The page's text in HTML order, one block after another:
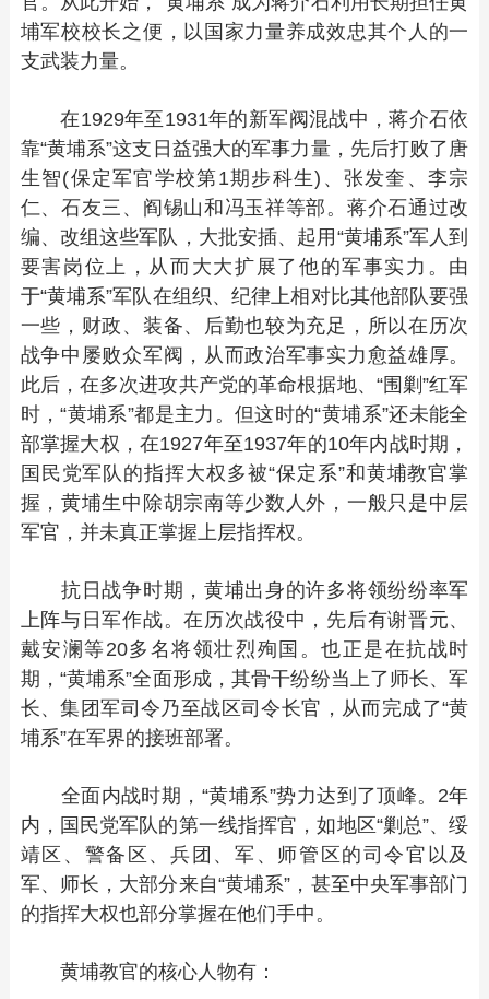
埔军校校长之便，以国家力量养成效忠其个人的一
支武装力量。
在1929年至1931年的新军阀混战中，蒋介石依
靠“黄埔系”这支日益强大的军事力量，先后打败了唐
生智(保定军官学校第1期步科生)、张发奎、李宗
仁、石友三、阎锡山和冯玉祥等部。蒋介石通过改
编、改组这些军队，大批安插、起用“黄埔系”军人到
要害岗位上，从而大大扩展了他的军事实力。由
于“黄埔系”军队在组织、纪律上相对比其他部队要强
一些，财政、装备、后勤也较为充足，所以在历次
战争中屡败众军阀，从而政治军事实力愈益雄厚。
此后，在多次进攻共产党的革命根据地、“围剿”红军
时，“黄埔系”都是主力。但这时的“黄埔系”还未能全
部掌握大权，在1927年至1937年的10年内战时期，
国民党军队的指挥大权多被“保定系”和黄埔教官掌
握，黄埔生中除胡宗南等少数人外，一般只是中层
军官，并未真正掌握上层指挥权。
抗日战争时期，黄埔出身的许多将领纷纷率军
上阵与日军作战。在历次战役中，先后有谢晋元、
戴安澜等20多名将领壮烈殉国。也正是在抗战时
期，“黄埔系”全面形成，其骨干纷纷当上了师长、军
长、集团军司令乃至战区司令长官，从而完成了“黄
埔系”在军界的接班部署。
全面内战时期，“黄埔系”势力达到了顶峰。2年
内，国民党军队的第一线指挥官，如地区“剿总”、绥
靖区、警备区、兵团、军、师管区的司令官以及
军、师长，大部分来自“黄埔系”，甚至中央军事部门
的指挥大权也部分掌握在他们手中。
黄埔教官的核心人物有：